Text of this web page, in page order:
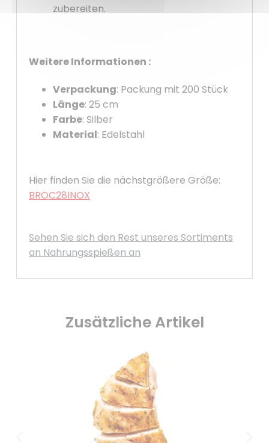
zubereiten.
Weitere Informationen :
Verpackung: Packung mit 200 Stück
Länge: 25 cm
Farbe: Silber
Material: Edelstahl
Hier finden Sie die nächstgrößere Größe:
BROC28INOX
Sehen Sie sich den Rest unseres Sortiments
an Nahrungsspießen an
Zusätzliche Artikel